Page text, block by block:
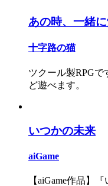
あの時、一緒
十字路の猫
ツクール製RPG
ど遊べます。
いつかの未来
aiGame
【aiGame作品】